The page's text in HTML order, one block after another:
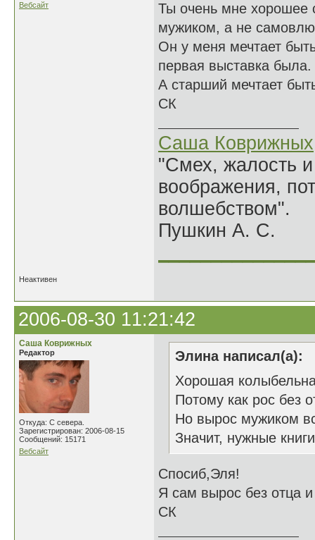
Вебсайт
Ты очень мне хорошее
мужиком, а не
Он у меня мечтает
первая выставка была.
А старший мечтает
СК
Саша Коврижных
"Смех, жалость
воображения,
волшебством".
Пушкин А. С.
Неактивен
2006-08-30 11:21:42
Саша Коврижных
Редактор
Откуда: С севера.
Зарегистрирован: 2006-08-15
Сообщений: 15171
Вебсайт
Элина написал(а):
Хорошая
Потому как рос без
Но вырос мужиком
Значит, нужные
Спосиб,Эля!
Я сам вырос без отца и
СК